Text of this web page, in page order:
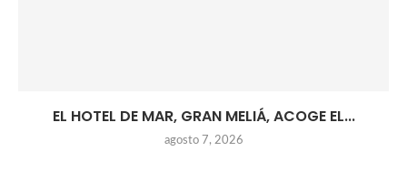
EL HOTEL DE MAR, GRAN MELIÁ, ACOGE EL...
agosto 7, 2026